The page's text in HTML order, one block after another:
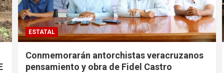
ESTATAL
Conmemorarán antorchistas veracruzanos
pensamiento y obra de Fidel Castro